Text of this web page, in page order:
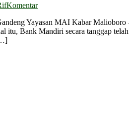
Komentar
Yayasan MAI Kabar
itu, Bank Mandiri secara tanggap